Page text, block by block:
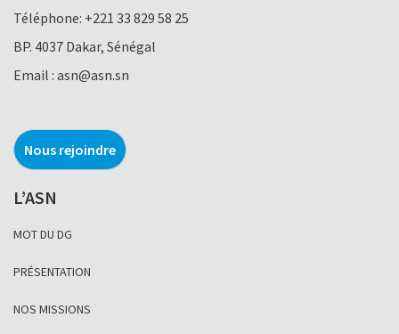
Téléphone: +221 33 829 58 25
BP. 4037 Dakar, Sénégal
Email : asn@asn.sn
Nous rejoindre
L’ASN
MOT DU DG
PRÉSENTATION
NOS MISSIONS